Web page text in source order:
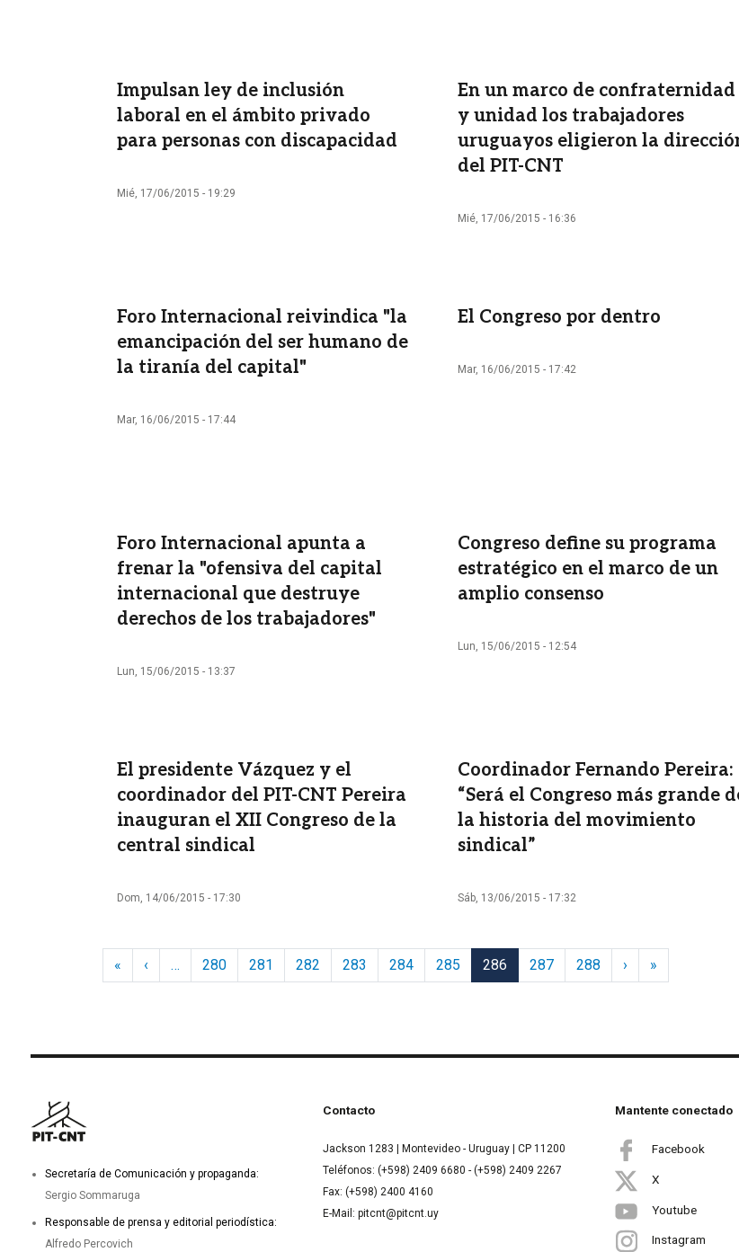
Impulsan ley de inclusión
laboral en el ámbito privado
para personas con discapacidad
Mié, 17/06/2015 - 19:29
En un marco de confraternidad
y unidad los trabajadores
uruguayos eligieron la
del PIT-CNT
Mié, 17/06/2015 - 16:36
Foro Internacional reivindica "la
emancipación del ser humano de
la tiranía del capital"
Mar, 16/06/2015 - 17:44
El Congreso por dentro
Mar, 16/06/2015 - 17:42
Foro Internacional apunta a
frenar la "ofensiva del capital
internacional que destruye
derechos de los trabajadores"
Lun, 15/06/2015 - 13:37
Congreso define su programa
estratégico en el marco de un
amplio consenso
Lun, 15/06/2015 - 12:54
El presidente Vázquez y el
coordinador del PIT-CNT Pereira
inauguran el XII Congreso de la
central sindical
Dom, 14/06/2015 - 17:30
Coordinador Fernando Pereira:
“Será el Congreso más grande
la historia del movimiento
sindical”
Sáb, 13/06/2015 - 17:32
Paginación
« Primera página
‹ Página anterior
… 280 281 282 283 284 285 286 287 288 › Siguiente página
»
Secretaría de Comunicación y propaganda:
Sergio Sommaruga
Responsable de prensa y editorial periodística:
Alfredo Percovich
Contacto
Jackson 1283 | Montevideo - Uruguay | CP 11200
Teléfonos: (+598) 2409 6680 - (+598) 2409 2267
Fax: (+598) 2400 4160
E-Mail: pitcnt@pitcnt.uy
Mantente conectado
Facebook
X
Youtube
Instagram